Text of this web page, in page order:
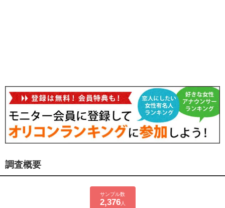
調査概要
サンプル数
2,376人